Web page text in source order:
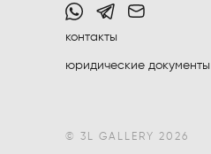
© 3L GALLERY 2026
контакты
юридические документы